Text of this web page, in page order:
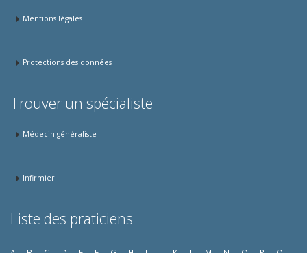
Mentions légales
Protections des données
Trouver un spécialiste
Médecin généraliste
Infirmier
Liste des praticiens